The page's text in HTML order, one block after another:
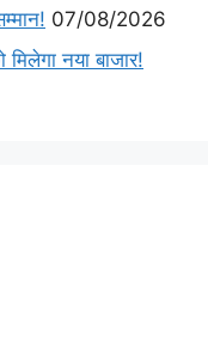
07/08/2026
नया बाजार!